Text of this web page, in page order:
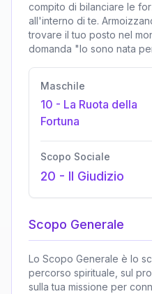
compito di bilanciare le
all'interno di te.
trovare il tuo posto nel
domanda "Io sono nata
Maschile
10 - La Ruota della
Fortuna
Scopo Sociale
20 - Il Giudizio
Scopo Generale
Lo Scopo Generale è lo
percorso spirituale, sul
sulla tua missione per